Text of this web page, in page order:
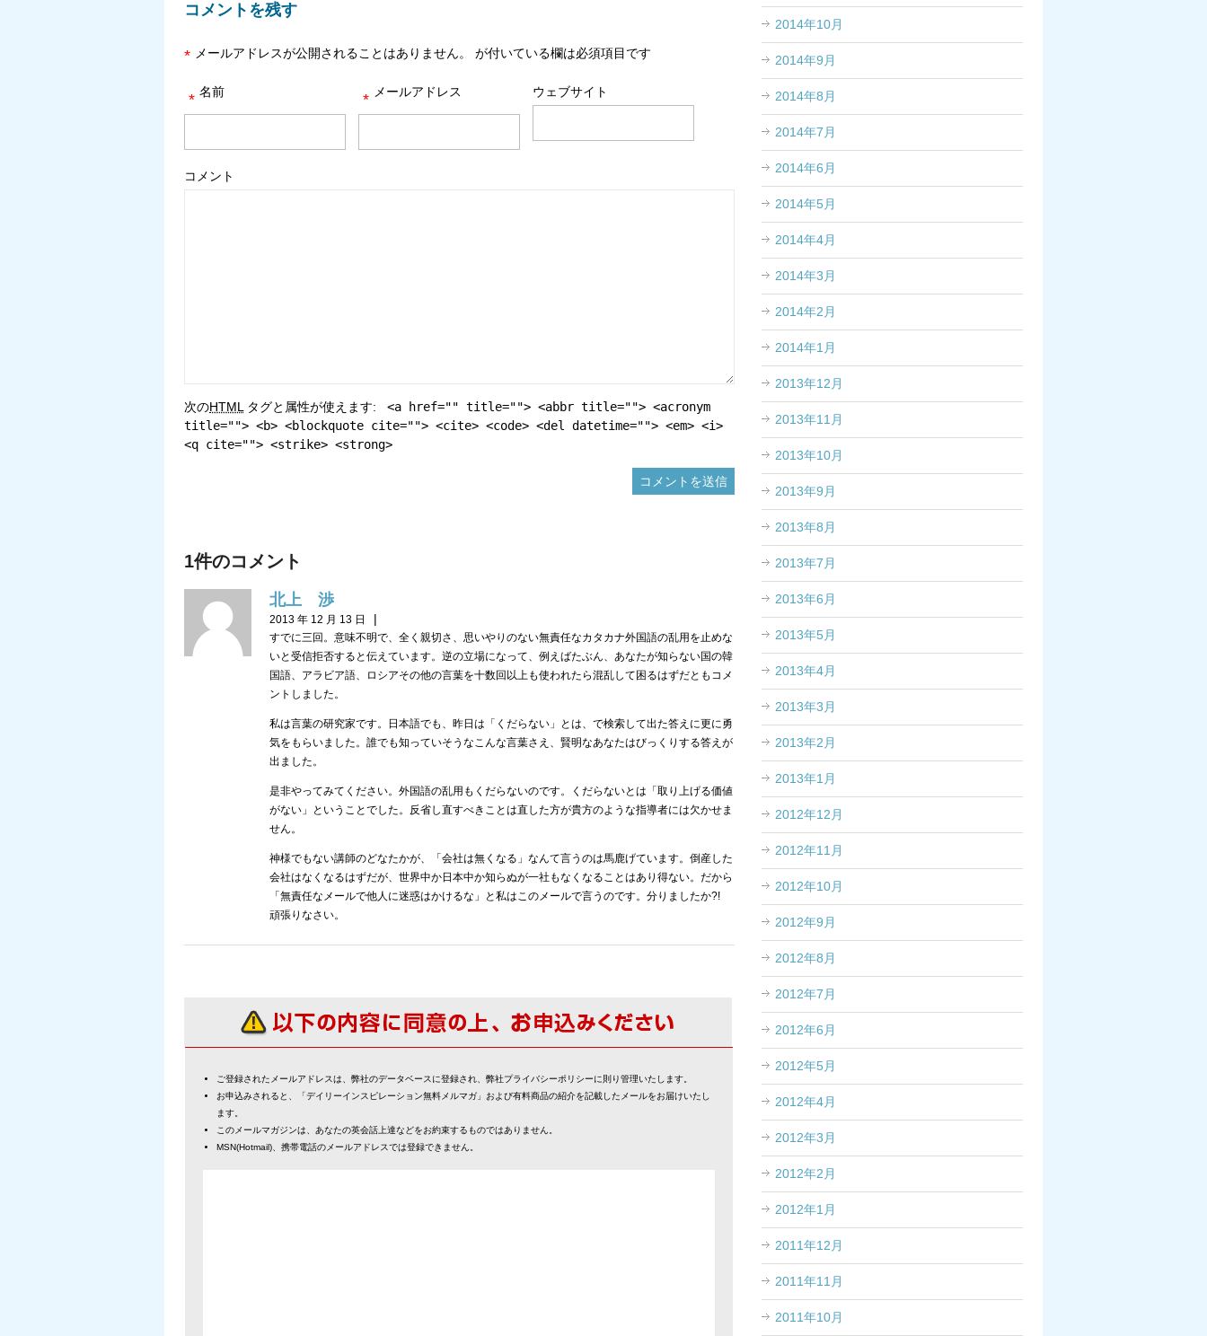
コメントを残す
メールアドレスが公開されることはありません。
* が付いている欄は必須項目です
名前
* メールアドレス
* ウェブサイト
コメント
次のHTML タグと属性が使えます:
<a href="" title=""> <abbr title=""> <acronym
title=""> <b> <blockquote cite=""> <cite> <code> <del datetime=""> <em> <i>
<q cite=""> <strike> <strong>
1件のコメント
北上 渉
2013 年 12 月 13 日 |
すでに三回。意味不明で、全く親切さ、思いやりのない無責任なカタカナ外国語の乱用を止めな
いと受信拒否すると伝えています。逆の立場になって、例えばたぶん、あなたが知らない国の韓
国語、アラビア語、ロシアその他の言葉を十数回以上も使われたら混乱して困るはずだともコメ
ントしました。
私は言葉の研究家です。日本語でも、昨日は「くだらない」とは、で検索して出た答えに更に勇
気をもらいました。誰でも知っていそうなこんな言葉さえ、賢明なあなたはびっくりする答えが
出ました。
是非やってみてください。外国語の乱用もくだらないのです。くだらないとは「取り上げる価値
がない」ということでした。反省し直すべきことは直した方が貴方のような指導者には欠かせま
せん。
神様でもない講師のどなたかが、「会社は無くなる」なんて言うのは馬鹿げています。倒産した
会社はなくなるはずだが、世界中か日本中か知らぬが一社もなくなることはあり得ない。だから
「無責任なメールで他人に迷惑はかけるな」と私はこのメールで言うのです。分りましたか?!
頑張りなさい。
ご登録されたメールアドレスは、弊社のデータベースに登録され、弊社プライバシーポリシーに則り管理いたします。
お申込みされると、「デイリーインスピレーション無料メルマガ」および有料商品の紹介を記載したメールをお届けいたし
ます。
このメールマガジンは、あなたの英会話上達などをお約束するものではありません。
MSN(Hotmail)、携帯電話のメールアドレスでは登録できません。
2014年10月
2014年9月
2014年8月
2014年7月
2014年6月
2014年5月
2014年4月
2014年3月
2014年2月
2014年1月
2013年12月
2013年11月
2013年10月
2013年9月
2013年8月
2013年7月
2013年6月
2013年5月
2013年4月
2013年3月
2013年2月
2013年1月
2012年12月
2012年11月
2012年10月
2012年9月
2012年8月
2012年7月
2012年6月
2012年5月
2012年4月
2012年3月
2012年2月
2012年1月
2011年12月
2011年11月
2011年10月